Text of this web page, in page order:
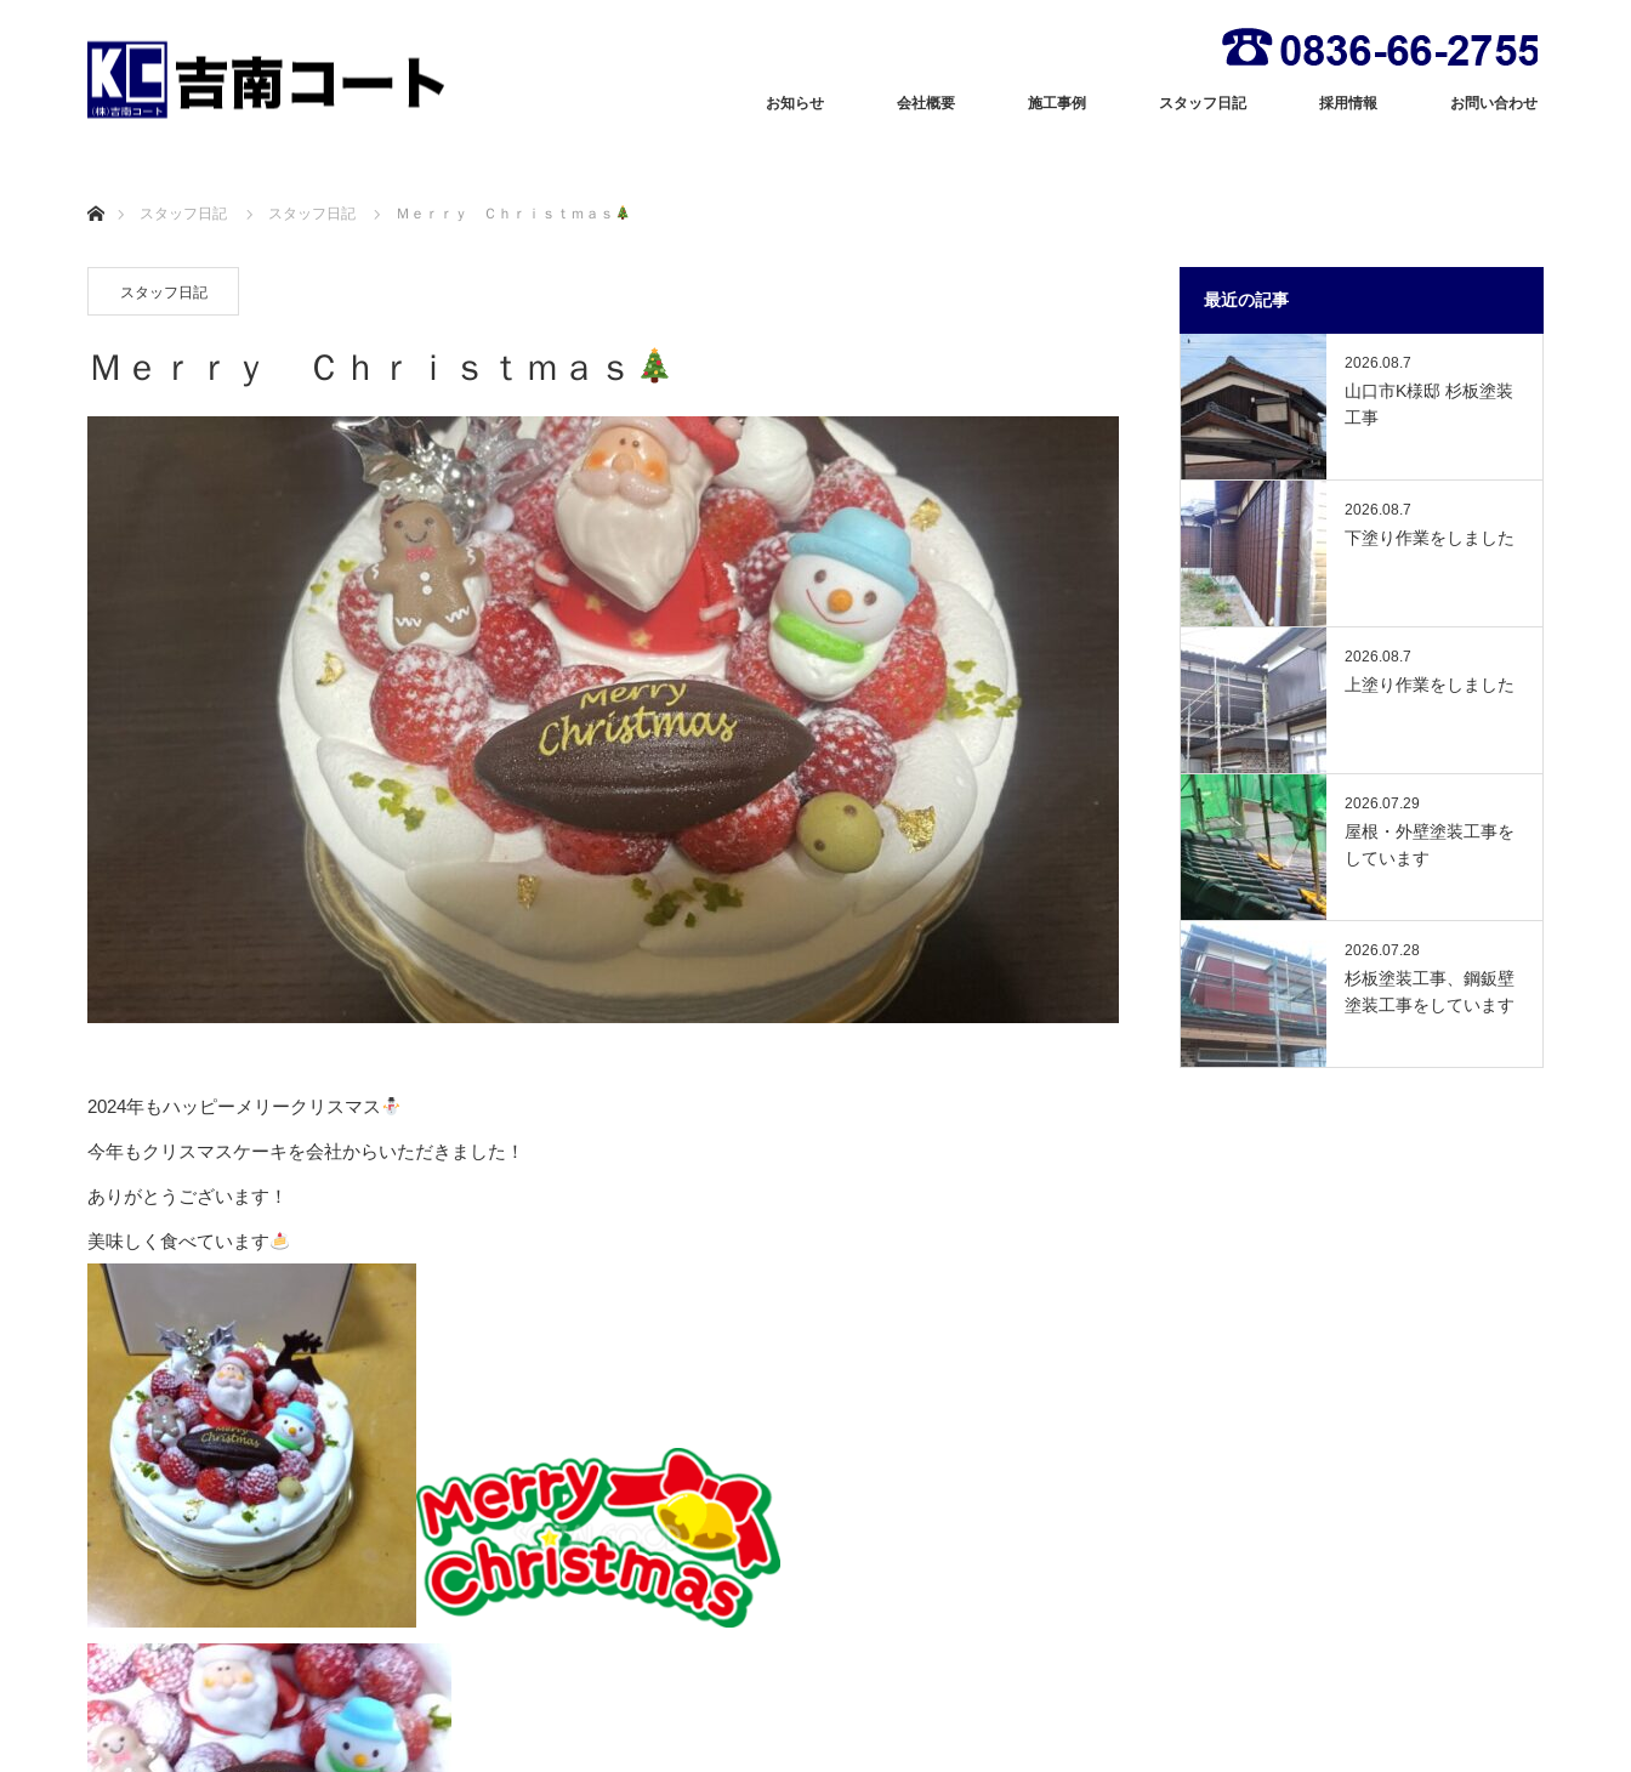
お知らせ 会社概要 施工事例 スタッフ日記 採用情報 お問い合わせ
スタッフ日記
スタッフ日記 Ｍｅｒｒｙ Ｃｈｒｉｓｔｍａｓ
スタッフ日記
Ｍｅｒｒｙ Ｃｈｒｉｓｔｍａｓ
2024年もハッピーメリークリスマス
今年もクリスマスケーキを会社からいただきました！
ありがとうございます！
美味しく食べています
最近の記事
2026.08.7
山口市K様邸 杉板塗装
工事
2026.08.7
下塗り作業をしました
2026.08.7
上塗り作業をしました
2026.07.29
屋根・外壁塗装工事を
しています
2026.07.28
杉板塗装工事、鋼鈑壁
塗装工事をしています